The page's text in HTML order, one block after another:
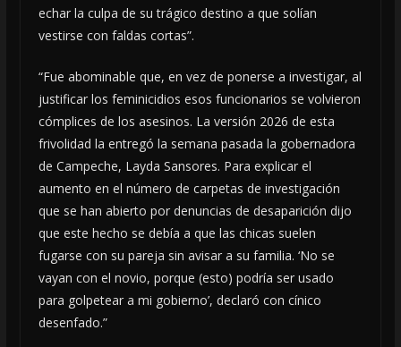
echar la culpa de su trágico destino a que solían
vestirse con faldas cortas”.
“Fue abominable que, en vez de ponerse a investigar, al
justificar los feminicidios esos funcionarios se volvieron
cómplices de los asesinos. La versión 2026 de esta
frivolidad la entregó la semana pasada la gobernadora
de Campeche, Layda Sansores. Para explicar el
aumento en el número de carpetas de investigación
que se han abierto por denuncias de desaparición dijo
que este hecho se debía a que las chicas suelen
fugarse con su pareja sin avisar a su familia. ‘No se
vayan con el novio, porque (esto) podría ser usado
para golpetear a mi gobierno’, declaró con cínico
desenfado.”